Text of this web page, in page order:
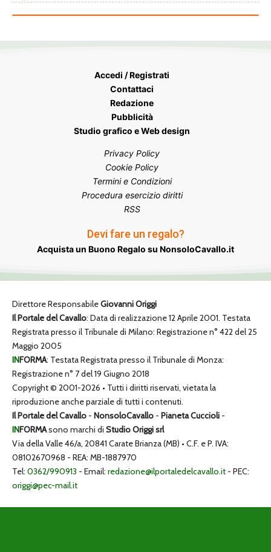
Accedi / Registrati
Contattaci
Redazione
Pubblicità
Studio grafico e Web design
Privacy Policy
Cookie Policy
Termini e Condizioni
Procedura esercizio diritti
RSS
Devi fare un regalo?
Acquista un Buono Regalo su NonsoloCavallo.it
Direttore ResponsabileGiovanni Origgi
Il Portale del Cavallo: Data di realizzazione 12 Aprile 2001. Testata
Registrata presso il Tribunale di Milano: Registrazione n° 422 del 25
Maggio 2005
INFORMA: Testata Registrata presso il Tribunale di Monza:
Registrazione n° 7 del 19 Giugno 2018
Copyright © 2001-2026 • Tutti i diritti riservati, vietata la
riproduzione anche parziale di tutti i contenuti.
Il Portale del Cavallo - NonsoloCavallo - Pianeta Cuccioli -
INFORMAsono marchi di Studio Origgi srl
Via della Valle 46/a, 20841 Carate Brianza (MB) • C.F. e P. IVA:
08102670968 - REA: MB-1887970
Tel: 0362/990913 - Email: redazione@ilportaledelcavallo.it - PEC:
origgi@pec-mail.it